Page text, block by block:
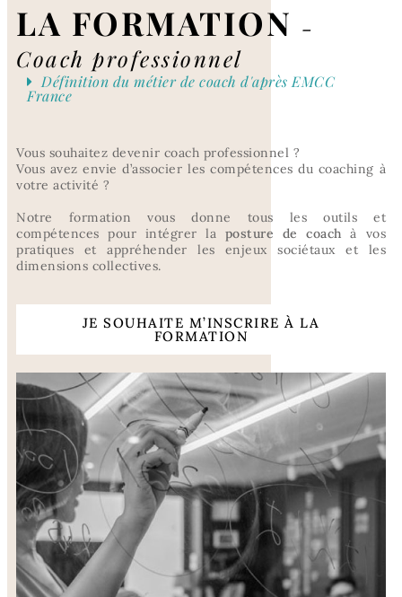
LA FORMATION -
Coach professionnel
Définition du métier de coach d'après EMCC
France
Vous souhaitez devenir coach professionnel ?
Vous avez envie d’associer les compétences du coaching à
votre activité ?
Notre formation vous donne tous les outils et
compétences pour intégrer la posture de coach à vos
pratiques et appréhender les enjeux sociétaux et les
dimensions collectives.
JE SOUHAITE M’INSCRIRE À LA
FORMATION